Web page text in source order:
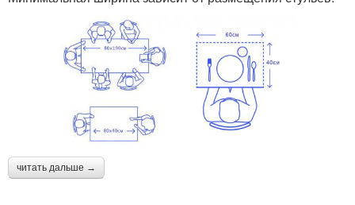
читать дальше →